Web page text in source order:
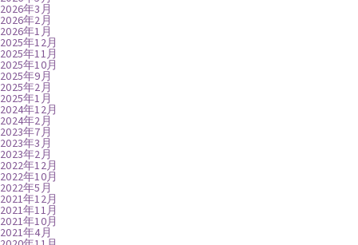
2026年3月
2026年2月
2026年1月
2025年12月
2025年11月
2025年10月
2025年9月
2025年2月
2025年1月
2024年12月
2024年2月
2023年7月
2023年3月
2023年2月
2022年12月
2022年10月
2022年5月
2021年12月
2021年11月
2021年10月
2021年4月